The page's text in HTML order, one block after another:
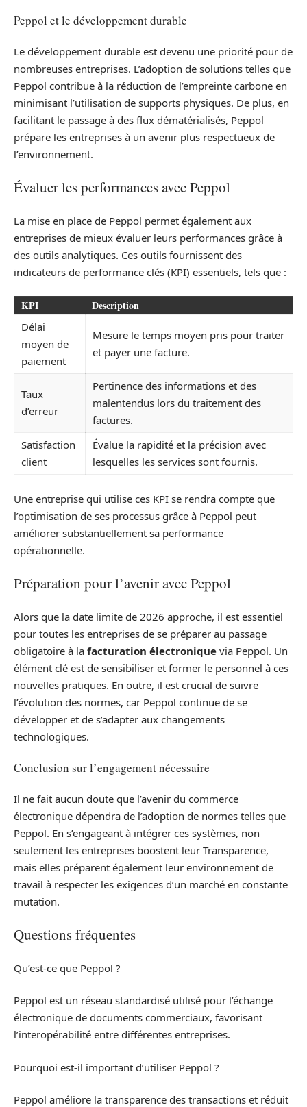
Peppol et le développement durable
Le développement durable est devenu une priorité pour de
nombreuses entreprises. L’adoption de solutions telles que
Peppol contribue à la réduction de l’empreinte carbone en
minimisant l’utilisation de supports physiques. De plus, en
facilitant le passage à des flux dématérialisés, Peppol
prépare les entreprises à un avenir plus respectueux de
l’environnement.
Évaluer les performances avec Peppol
La mise en place de Peppol permet également aux
entreprises de mieux évaluer leurs performances grâce à
des outils analytiques. Ces outils fournissent des
indicateurs de performance clés (KPI) essentiels, tels que :
KPI Description
Délai
moyen de
paiement
Mesure le temps moyen pris pour traiter
et payer une facture.
Taux
d’erreur
Pertinence des informations et des
malentendus lors du traitement des
factures.
Satisfaction
client
Évalue la rapidité et la précision avec
lesquelles les services sont fournis.
Une entreprise qui utilise ces KPI se rendra compte que
l’optimisation de ses processus grâce à Peppol peut
améliorer substantiellement sa performance
opérationnelle.
Préparation pour l’avenir avec Peppol
Alors que la date limite de 2026 approche, il est essentiel
pour toutes les entreprises de se préparer au passage
obligatoire à la facturation électronique via Peppol. Un
élément clé est de sensibiliser et former le personnel à ces
nouvelles pratiques. En outre, il est crucial de suivre
l’évolution des normes, car Peppol continue de se
développer et de s’adapter aux changements
technologiques.
Conclusion sur l’engagement nécessaire
Il ne fait aucun doute que l’avenir du commerce
électronique dépendra de l’adoption de normes telles que
Peppol. En s’engageant à intégrer ces systèmes, non
seulement les entreprises boostent leur Transparence,
mais elles préparent également leur environnement de
travail à respecter les exigences d’un marché en constante
mutation.
Questions fréquentes
Qu’est-ce que Peppol ?
Peppol est un réseau standardisé utilisé pour l’échange
électronique de documents commerciaux, favorisant
l’interopérabilité entre différentes entreprises.
Pourquoi est-il important d’utiliser Peppol ?
Peppol améliore la transparence des transactions et réduit